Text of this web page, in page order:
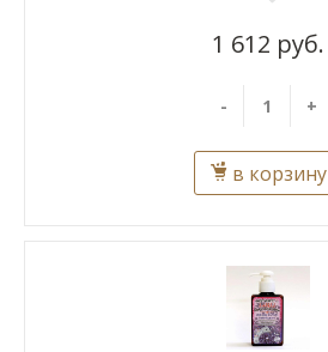
1 612 руб.
- +
в корзину